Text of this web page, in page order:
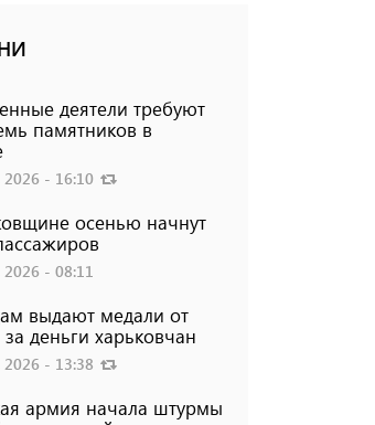
деятели требуют
памятников в
2026 - 16:10
осенью начнут
2026 - 08:11
выдают медали от
за деньги харьковчан
2026 - 13:38
армия начала штурмы